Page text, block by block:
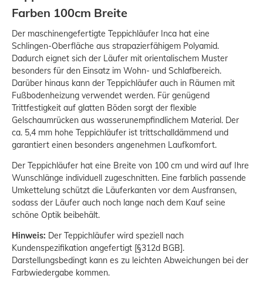
Farben 100cm Breite
Der maschinengefertigte Teppichläufer Inca hat eine
Schlingen-Oberfläche aus strapazierfähigem Polyamid.
Dadurch eignet sich der Läufer mit orientalischem Muster
besonders für den Einsatz im Wohn- und Schlafbereich.
Darüber hinaus kann der Teppichläufer auch in Räumen mit
Fußbodenheizung verwendet werden. Für genügend
Trittfestigkeit auf glatten Böden sorgt der flexible
Gelschaumrücken aus wasserunempfindlichem Material. Der
ca. 5,4 mm hohe Teppichläufer ist trittschalldämmend und
garantiert einen besonders angenehmen Laufkomfort.
Der Teppichläufer hat eine Breite von 100 cm und wird auf Ihre
Wunschlänge individuell zugeschnitten. Eine farblich passende
Umkettelung schützt die Läuferkanten vor dem Ausfransen,
sodass der Läufer auch noch lange nach dem Kauf seine
schöne Optik beibehält.
Hinweis: Der Teppichläufer wird speziell nach
Kundenspezifikation angefertigt [§312d BGB].
Darstellungsbedingt kann es zu leichten Abweichungen bei der
Farbwiedergabe kommen.